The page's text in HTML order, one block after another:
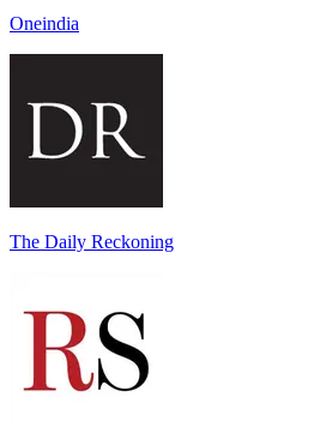
Oneindia
The Daily Reckoning